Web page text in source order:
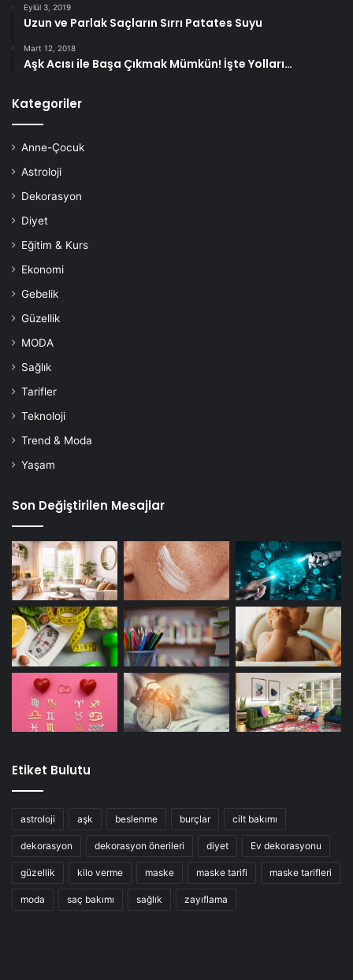
Eylül 3, 2019
Uzun ve Parlak Saçların Sırrı Patates Suyu
Mart 12, 2018
Aşk Acısı ile Başa Çıkmak Mümkün! İşte Yolları…
Kategoriler
Anne-Çocuk
Astroloji
Dekorasyon
Diyet
Eğitim & Kurs
Ekonomi
Gebelik
Güzellik
MODA
Sağlık
Tarifler
Teknoloji
Trend & Moda
Yaşam
Son Değiştirilen Mesajlar
Etiket Bulutu
astroloji aşk beslenme burçlar cilt bakımı
dekorasyon dekorasyon önerileri diyet Ev dekorasyonu
güzellik kilo verme maske maske tarifi maske tarifleri
moda saç bakımı sağlık zayıflama